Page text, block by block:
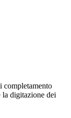
completamento
la digitazione dei